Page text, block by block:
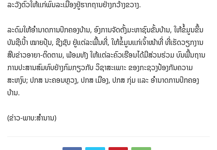
ລະວັງຕົວໃຫ້ແກ່ພົນລະເມືອງຢູ່ຮາກຖານຢ່າງກວ້າງຂວາງ.
ລະດົມໃຫ້ອໍານາດການປົກຄອງບ້ານ, ອົງການຈັດຕັ້ງມະຫາຊົນຂັ້ນບ້ານ, ໃຫ້ຂໍ້ມູນຂຶ້ນ
ບັນຊີເປົ້າ ໝາຍປຸ້ນ, ຊີງຊັບ ຢູ່ແຕ່ລະພື້ນທີ່, ໃຫ້ຂໍ້ມູນແກ່ເຈົ້າໜ້າທີ່ ທີ່ເຮັດວຽກງານ
ສືບຂ່າວອາຍາ-ຕິດຕາມ, ພ້ອມທັງ ໃຫ້ແຕ່ລະຄົວເຮືອນໄດ້ມີສ່ວນຮ່ວມ ບົນພື້ນຖານ
ການປະສານສົມທົບຢ່າງກົມກຽວກັບ ວິຊາສະເພາະ ຂອງກະຊວງປ້ອງກັນຄວາມ
ສະຫງົບ; ​ປກ​ສ ນະ​ຄອນຫຼວງ, ປກສ ເມືອງ, ປກສ ກຸ່ມ ແລະ ອໍານາດການປົກຄອງ
ບ້ານ.
(ຂ່າວ-ພາບ:ສຳນານ)